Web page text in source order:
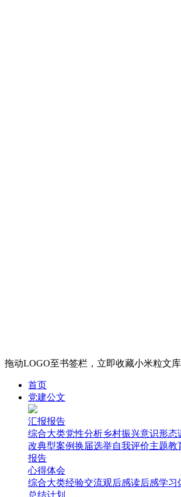
拖动LOGO至书签栏，立即收藏小米粒文库
首页
党建公文
汇报报告
综合大类党性分析乡村振兴意识形态
改典型案例换届选举自我评价主题教
报告
心得体会
综合大类经验交流观后感读后感学习
总结计划